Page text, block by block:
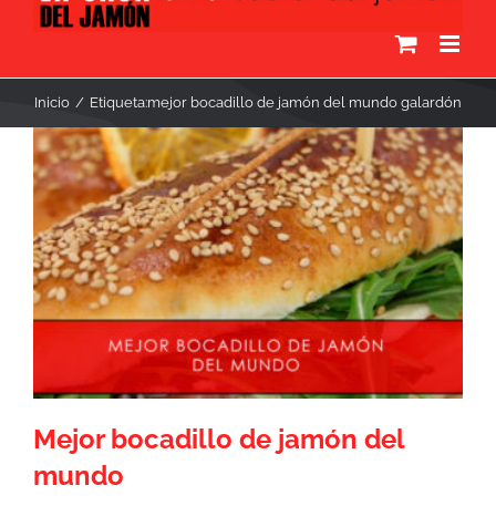
Inicio Etiqueta:mejor bocadillo de jamón del mundo galardón
Mejor bocadillo de jamón del
mundo